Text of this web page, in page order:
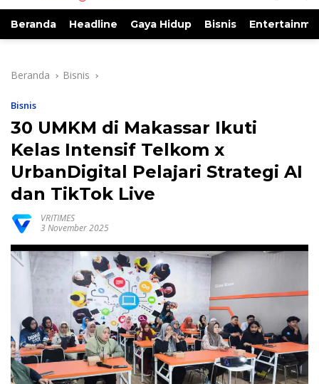
Beranda Headline Gaya Hidup Bisnis
Beranda Bisnis
Bisnis
30 UMKM di Makassar Ikuti
Kelas Intensif Telkom x
UrbanDigital Pelajari Strategi AI
dan TikTok Live
VRITIMES
3 November 2025